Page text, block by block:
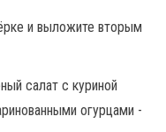
и выложите вторым